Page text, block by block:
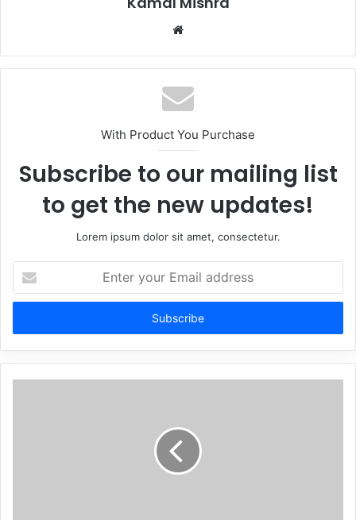
Website
With Product You Purchase
Subscribe to our mailing list
to get the new updates!
Lorem ipsum dolor sit amet, consectetur.
your
Email